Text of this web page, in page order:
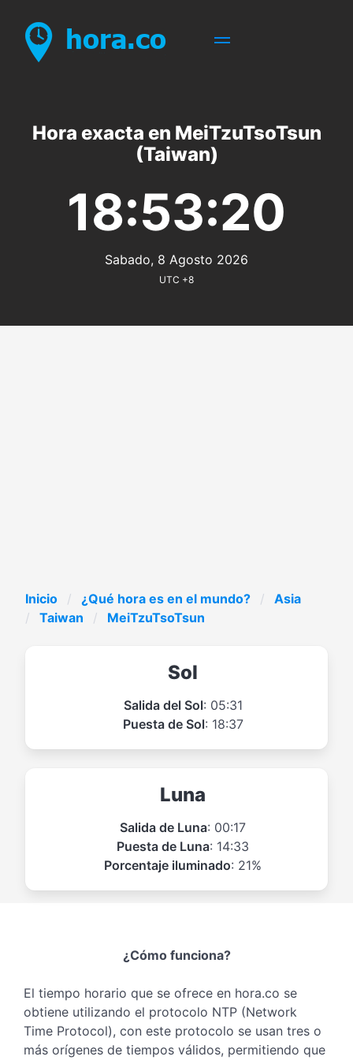
Hora exacta en MeiTzuTsoTsun
(Taiwan)
18:53:20
Sabado, 8 Agosto 2026
UTC +8
Inicio ¿Qué hora es en el mundo?
Asia
Taiwan
MeiTzuTsoTsun
Sol
Salida del Sol: 05:31
Puesta de Sol: 18:37
Luna
Salida de Luna: 00:17
Puesta de Luna: 14:33
Porcentaje iluminado: 21%
¿Cómo funciona?
El tiempo horario que se ofrece en hora.co se
obtiene utilizando el protocolo NTP (Network
Time Protocol), con este protocolo se usan tres o
más orígenes de tiempos válidos, permitiendo que